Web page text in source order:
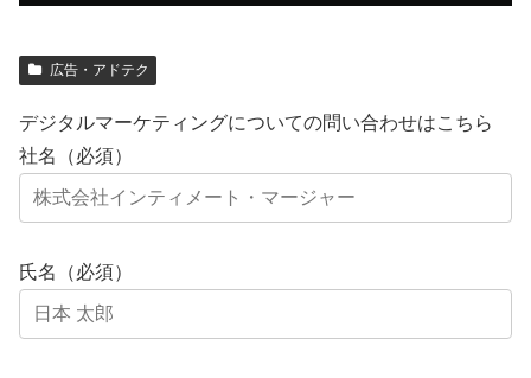
広告・アドテク
デジタルマーケティングについての問い合わせはこちら
社名（必須）
氏名（必須）